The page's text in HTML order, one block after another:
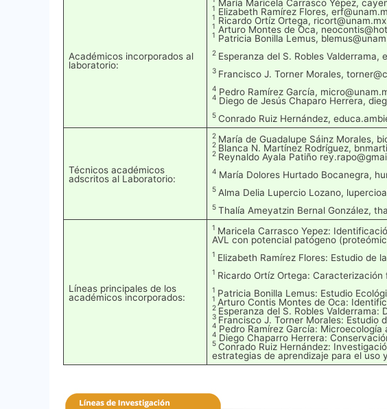
Académicos incorporados al
laboratorio:
María Maricela Carrasco Yépez,
1 Elizabeth Ramírez Flores,
1 Ricardo Ortíz Ortega,
1 Arturo Montes de Oca,
1 Patricia Bonilla Lemus,
2 Esperanza del S. Robles Valderrama,
3 Francisco J. Torner Morales,
4 Pedro Ramírez García,
4 Diego de Jesús Chaparo Herrera,
5 Conrado Ruiz Hernández,
Técnicos académicos
adscritos al Laboratorio:
2 María de Guadalupe Sáinz Morales,
2 Blanca N. Martínez Rodríguez,
2 Reynaldo Ayala Patiño
4 María Dolores Hurtado Bocanegra,
5 Alma Delia Lupercio Lozano,
5 Thalía Ameyatzin Bernal González,
Líneas principales de los
académicos incorporados:
1 Maricela Carrasco Yepez:
AVL con potencial patógeno
1 Elizabeth Ramírez Flores: Estudio de
1 Ricardo Ortíz Ortega:
1 Patricia Bonilla Lemus: Estudio
1 Arturo Contis Montes de Oca:
2Esperanza del S. Robles
3 Francisco J. Torner Morales: Estudio
4 Pedro Ramírez García:
4 Diego Chaparro Herrera:
5 Conrado Ruiz Hernández:
estrategias de aprendizaje para el uso